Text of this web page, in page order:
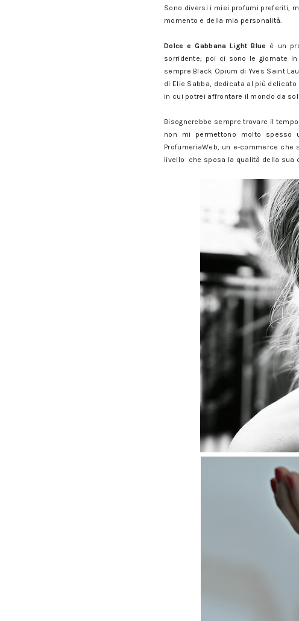
Sono diversi i miei profumi preferiti,
momento e della mia personalità.
Dolce e Gabbana Light Blue è un
sorridente; poi ci sono le giornate
sempre Black Opium di Yves Saint
di Elie Sabba, dedicata al più
in cui potrei affrontare il mondo da
Bisognerebbe sempre trovare il
non mi permettono molto spesso
ProfumeriaWeb, un e-commerce
livello che sposa la qualità della sua